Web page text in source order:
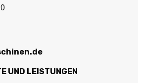
UND LEISTUNGEN